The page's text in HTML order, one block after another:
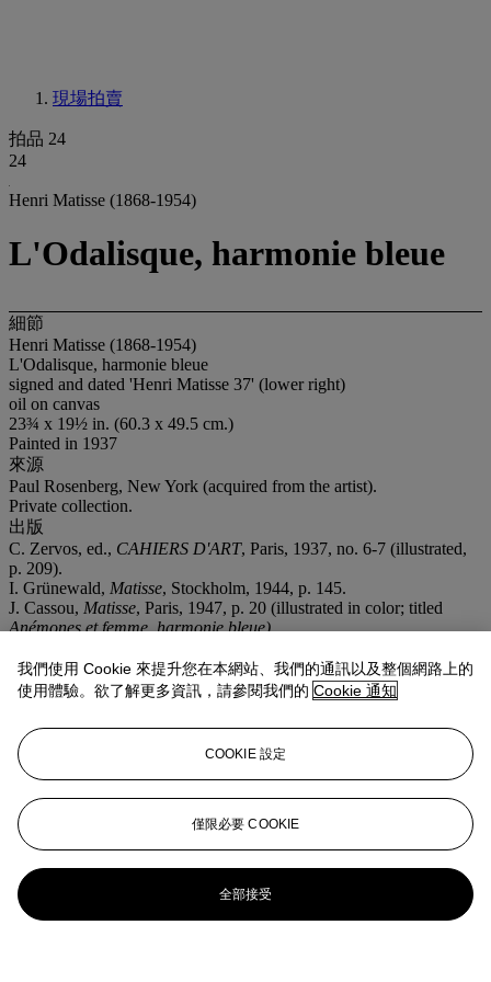
現場拍賣
拍品 24
24
Henri Matisse (1868-1954)
L'Odalisque, harmonie bleue
細節
Henri Matisse (1868-1954)
L'Odalisque, harmonie bleue
signed and dated 'Henri Matisse 37' (lower right)
oil on canvas
23¾ x 19½ in. (60.3 x 49.5 cm.)
Painted in 1937
來源
Paul Rosenberg, New York (acquired from the artist).
Private collection.
出版
C. Zervos, ed., CAHIERS D'ART, Paris, 1937, no. 6-7 (illustrated,
p. 209).
I. Grünewald, Matisse, Stockholm, 1944, p. 145.
J. Cassou, Matisse, Paris, 1947, p. 20 (illustrated in color; titled
Anémones et femme, harmonie bleue).
anémone).
L. Delectorskaya,With apparent ease...Henri Matisse: Paintings
, Paris, 1988, p. 31 (illustrated in color, p. 215; dated
26-27 January 1937).
G.-P. and M. Dauberville, Matisse, Paris, 1995, vol. II, p. 1360, no.
746 (illustrated; titled
Odalisque en gris aux anémones
展覽
Paris and London, Paul Rosenberg & Co.,
Henri Matisse
, June-July 1937, no. 5 (illustrated, pl. 1; titled
Odalisque bleue aux anémones).
Paris, Palais des Beaux-Arts de la Ville de Paris,Salon d'Automne
September-October 1945, no. 13 (titled
harmonie en bleu
我們使用 Cookie 來提升您在本網站、我們的通訊以及整個網路上的
使用體驗。欲了解更多資訊，請參閱我們的 Cookie 通知
COOKIE 設定
僅限必要 COOKIE
全部接受